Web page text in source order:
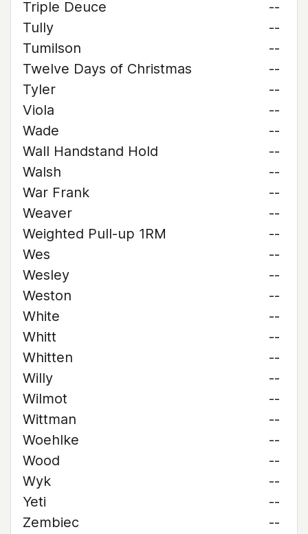
Triple Deuce
--
Tully
--
Tumilson
--
Twelve Days of Christmas
--
Tyler
--
Viola
--
Wade
--
Wall Handstand Hold
--
Walsh
--
War Frank
--
Weaver
--
Weighted Pull-up 1RM
--
Wes
--
Wesley
--
Weston
--
White
--
Whitt
--
Whitten
--
Willy
--
Wilmot
--
Wittman
--
Woehlke
--
Wood
--
Wyk
--
Yeti
--
Zembiec
--